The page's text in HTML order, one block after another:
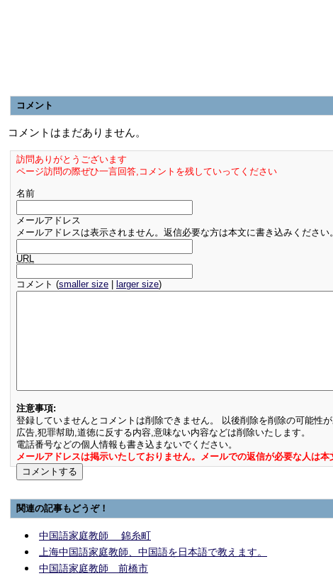
コメント
コメントはまだありません。
訪問ありがとうございます
ページ訪問の際ぜひ一言回答,コメントを残していってください
名前
メールアドレス
メールアドレスは表示されません。返信必要な方は本文に書き込みください。
URL
コメント (smaller size larger size)
注意事項:
登録していませんとコメントは削除できません。 以後削除を削除の可能性
広告,犯罪幇助,道徳に反する内容,意味ない内容などは削除いたします。
電話番号などの個人情報も書き込まないでください。
メールアドレスは掲示いたしておりません。メールでの返信が必要な人は本
関連の記事もどうぞ！
中国語家庭教師 錦糸町
上海中国語家庭教師、中国語を日本語で教えます。
中国語家庭教師 前橋市